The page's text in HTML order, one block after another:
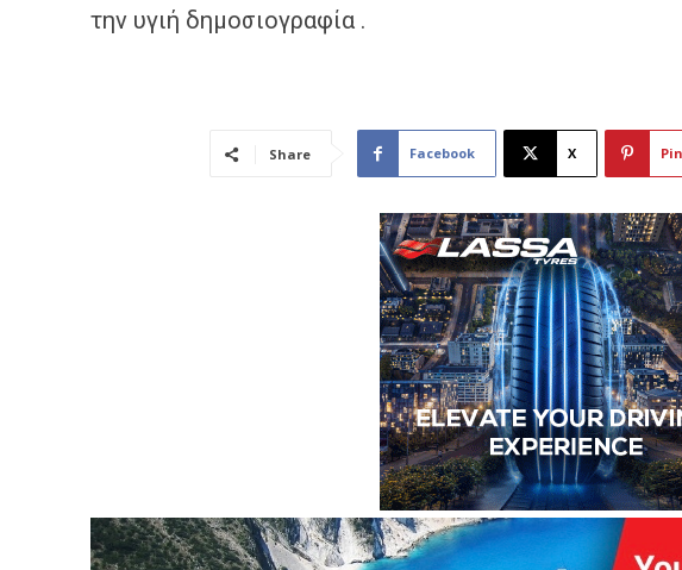
την υγιή δημοσιογραφία .
Share Facebook X